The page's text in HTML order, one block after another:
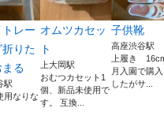
トレー
りた
る
駅
用なりな
オムツカセッ
ト
上大岡駅
おむつカセット1
個、新品未使用で
す。 互換...
子供靴
高座渋谷駅
上履き
月入園で購入
したがサ...